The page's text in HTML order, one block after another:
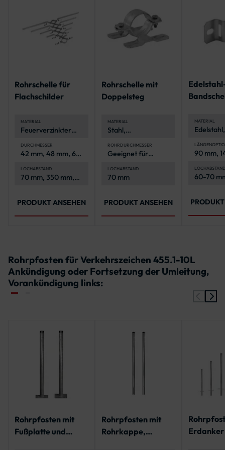
Rohrschelle für
Flachschilder
MATERIAL
Feuerverzinkter
DURCHMESSER
42 mm, 48 mm, 60
mm
LOCHABSTAND
70 mm, 350 mm,
PRODUKT ANSEHEN
Rohrschelle mit
Doppelsteg
MATERIAL
Stahl,
Korrosionsschutz
ROHRDURCHMESSER
Geeignet für
mm
LOCHABSTAND
70 mm
PRODUKT ANSEHEN
180 mm
MATERIAL
Edelstahl,
und
90 mm,
60-70
Rohrpfosten für Verkehrszeichen 455.1-10L
Ankündigung oder Fortsetzung der Umleitung,
Vorankündigung links:
Rohrpfosten mit
Fußplatte und
Rohrpfosten mit
Rohrkappe,
Erdanker